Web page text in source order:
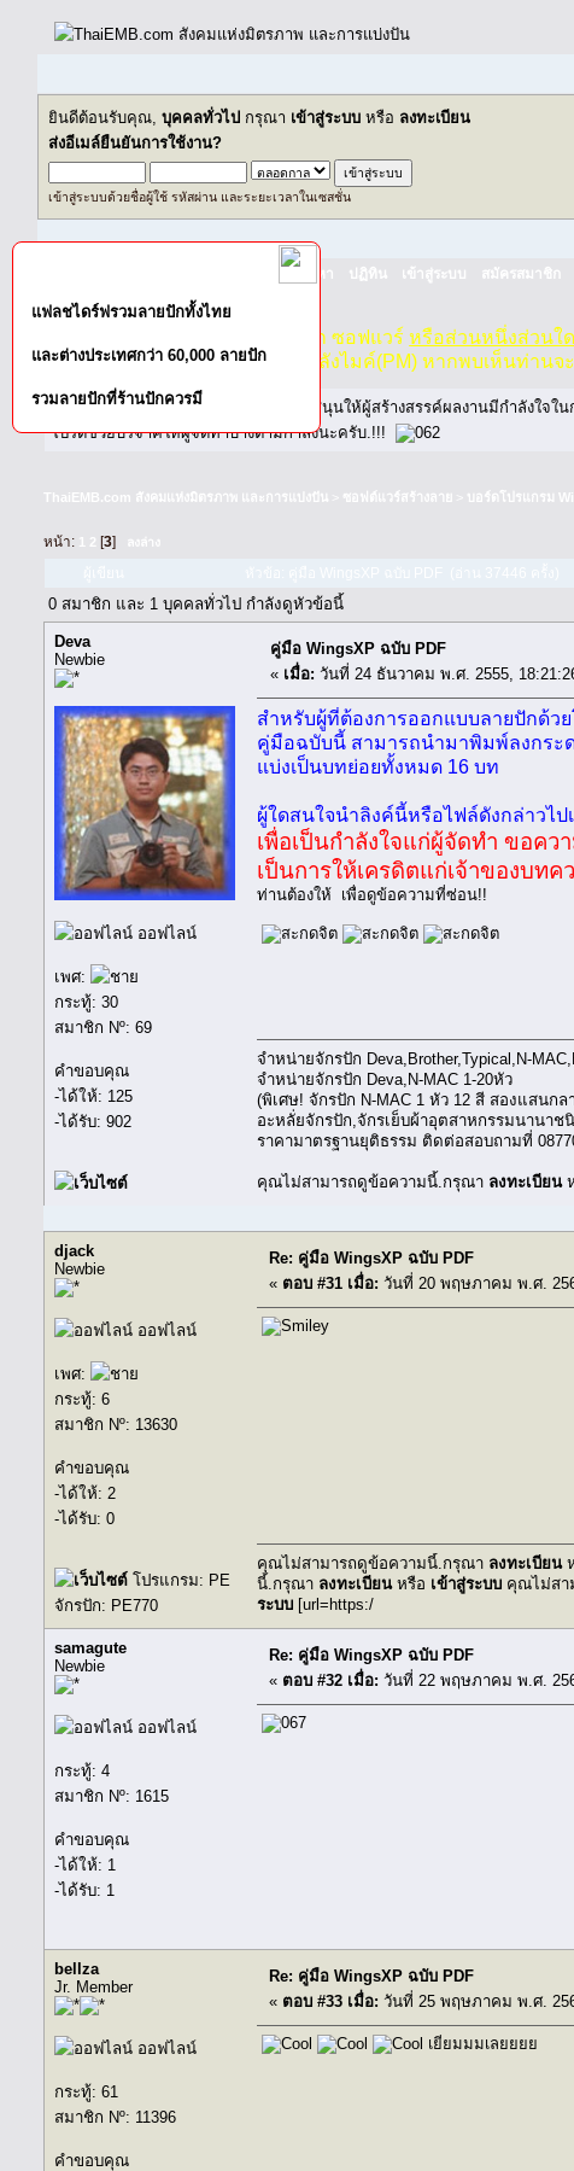
ยินดีต้อนรับคุณ, บุคคลทั่วไป กรุณา เข้าสู่ระบบ หรือ ลงทะเบียน
ส่งอีเมล์ยืนยันการใช้งาน?
เข้าสู่ระบบด้วยชื่อผู้ใช้ รหัสผ่าน และระยะเวลาในเซสชั่น
ค้นหา ปฏิทิน เข้าสู่ระบบ สมัครสมาชิก
ห้ามจำหน่าย, จ่ายแจก ซอฟแวร์หรือส่วนหนึ่งส่วนใ
ไม่ว่าจะเป็นทางหน้าบอร์ด หรือหลังไมค์(PM) หากพบเห็นท่านจ
หากท่านถูกในในผลงาน หรืออยากสนับสนุนให้ผู้สร้างสรรค์ผลงานมีกำลังใจใน
โปรดช่วยบริจาคให้ผู้จัดทำบ้างตามกำลังนะครับ.!!!
ThaiEMB.com สังคมแห่งมิตรภาพ และการแบ่งปัน ซอฟต์แวร์สร้างลาย บอร์ดโปรแกรม
หน้า: 1 2 [3] ลงล่าง
0 สมาชิก และ 1 บุคคลทั่วไป กำลังดูหัวข้อนี้
Deva
Newbie
ออฟไลน์
เพศ:
กระทู้: 30
สมาชิก Nº: 69
คำขอบคุณ
-ได้ให้: 125
-ได้รับ: 902
คู่มือ WingsXP ฉบับ PDF
« เมื่อ: วันที่ 24 ธันวาคม พ.ศ. 2555,
สำหรับผู้ที่ต้องการออกแบบลายปักด้ว
คู่มือฉบับนี้ สามารถนำมาพิมพ์ลงกระด
แบ่งเป็นบทย่อยทั้งหมด 16 บท
ผู้ใดสนใจนำลิงค์นี้หรือไฟล์ดังกล่าวไป
เพื่อเป็นกำลังใจแก่ผู้จัดทำ ขอค
เป็นการให้เครดิตแก่เจ้าของบทค
ท่านต้องให้ เพื่อดูข้อความที่ซ่อน!!
จำหน่ายจักรปัก Deva,Brother,Typical,N-
จำหน่ายจักรปัก Deva,N-MAC 1-20หัว
(พิเศษ! จักรปัก N-MAC 1 หัว 12 สี สองแสนกล
อะหลั่ยจักรปัก,จักรเย็บผ้าอุตสาหกรรมนานาช
ราคามาตรฐานยุติธรรม ติดต่อสอบถามที่
คุณไม่สามารถดูข้อความนี้.กรุณา ลงทะเบียน
djack
Newbie
ออฟไลน์
เพศ:
กระทู้: 6
สมาชิก Nº: 13630
คำขอบคุณ
-ได้ให้: 2
-ได้รับ: 0
โปรแกรม: PE
จักรปัก: PE770
Re: คู่มือ WingsXP ฉบับ PDF
« ตอบ #31 เมื่อ: วันที่ 20 พฤษภาคม พ.ศ.
คุณไม่สามารถดูข้อความนี้.กรุณา ลงทะเบียน
นี้.กรุณา ลงทะเบียนหรือ เข้าสู่ระบบ คุณไม่สา
ระบบ [url=https:/
samagute
Newbie
ออฟไลน์
กระทู้: 4
สมาชิก Nº: 1615
คำขอบคุณ
-ได้ให้: 1
-ได้รับ: 1
Re: คู่มือ WingsXP ฉบับ PDF
« ตอบ #32 เมื่อ: วันที่ 22 พฤษภาคม พ.ศ.
bellza
Jr. Member
ออฟไลน์
กระทู้: 61
สมาชิก Nº: 11396
คำขอบคุณ
Re: คู่มือ WingsXP ฉบับ PDF
« ตอบ #33 เมื่อ: วันที่ 25 พฤษภาคม พ.ศ.
เยี่ยมมมเลยยยย
แฟลชไดร์ฟรวมลายปักทั้งไทย
และต่างประเทศกว่า 60,000 ลายปัก
รวมลายปักที่ร้านปักควรมี